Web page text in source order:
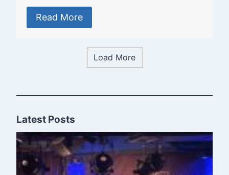
Read More
Load More
Latest Posts